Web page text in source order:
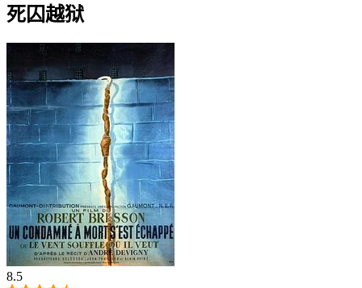
死囚越狱
8.5